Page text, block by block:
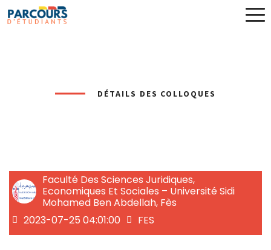
DÉTAILS DES COLLOQUES
Faculté Des Sciences Juridiques,
Economiques Et Sociales – Université Sidi
Mohamed Ben Abdellah, Fès
2023-07-25 04:01:00
FES